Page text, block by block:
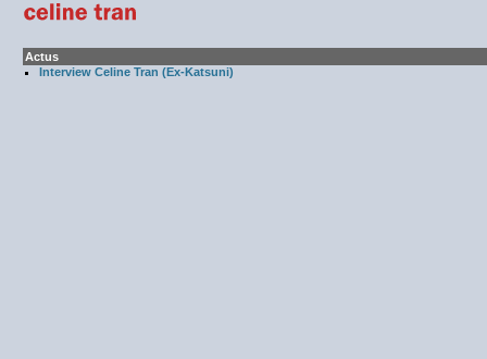
Actus
Interview Celine Tran (Ex-Katsuni)